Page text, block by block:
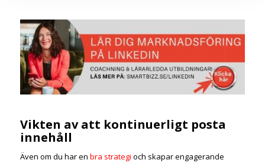
Vikten av att kontinuerligt posta
innehåll
Även om du har en bra strategi och skapar engagerande